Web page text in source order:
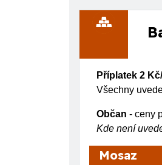
Příplatek 2
Všechny
Občan - ceny
Kde není
Mosaz